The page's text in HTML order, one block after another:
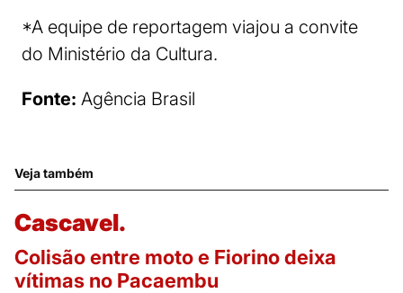
*A equipe de reportagem viajou a convite
do Ministério da Cultura.
Fonte: Agência Brasil
Veja também
Cascavel.
Colisão entre moto e Fiorino deixa
vítimas no Pacaembu